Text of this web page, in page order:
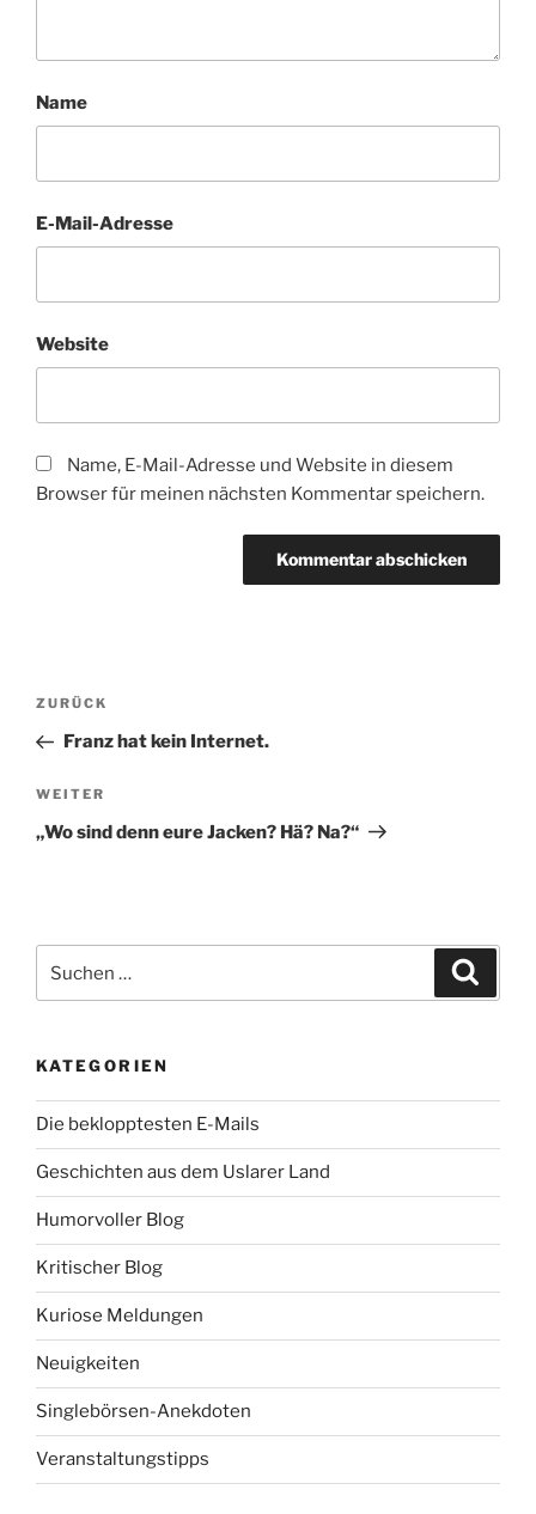
Name
E-Mail-Adresse
Website
Name, E-Mail-Adresse und Website in diesem
Browser für meinen nächsten Kommentar speichern.
Beitragsnavigation
Vorheriger
Beitrag
ZURÜCK
Franz hat kein Internet.
Nächster
Beitrag
WEITER
„Wo sind denn eure Jacken? Hä? Na?“
nach:
KATEGORIEN
Die beklopptesten E-Mails
Geschichten aus dem Uslarer Land
Humorvoller Blog
Kritischer Blog
Kuriose Meldungen
Neuigkeiten
Singlebörsen-Anekdoten
Veranstaltungstipps